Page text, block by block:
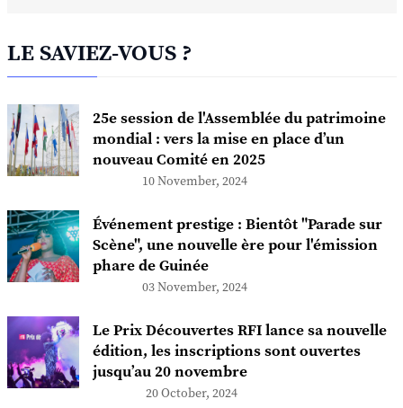
LE SAVIEZ-VOUS ?
25e session de l'Assemblée du patrimoine
mondial : vers la mise en place d’un
nouveau Comité en 2025
10 November, 2024
Événement prestige : Bientôt "Parade sur
Scène", une nouvelle ère pour l'émission
phare de Guinée
03 November, 2024
Le Prix Découvertes RFI lance sa nouvelle
édition, les inscriptions sont ouvertes
jusqu’au 20 novembre
20 October, 2024